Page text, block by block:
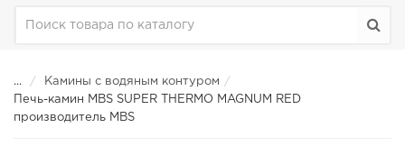
...
Камины с водяным контуром
Печь-камин MBS SUPER THERMO MAGNUM RED
производитель MBS